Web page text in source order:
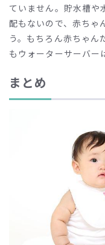
ていません。貯水槽や
配もないので、赤ちゃ
う。もちろん赤ちゃん
もウォーターサーバー
まとめ